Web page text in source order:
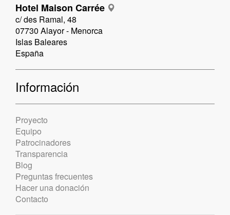
Hotel Maison Carrée
c/ des Ramal, 48
07730 Alayor - Menorca
Islas Baleares
España
Información
Proyecto
Equipo
Patrocinadores
Transparencia
Blog
Preguntas frecuentes
Hacer una donación
Contacto